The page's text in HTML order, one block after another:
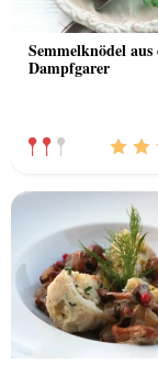
Semmelknödel aus
Dampfgarer